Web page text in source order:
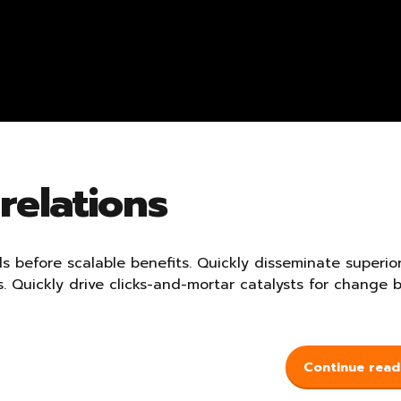
before scalable benefits. Quickly disseminate
Quickly drive clicks-and-mortar catalysts for change
Continue